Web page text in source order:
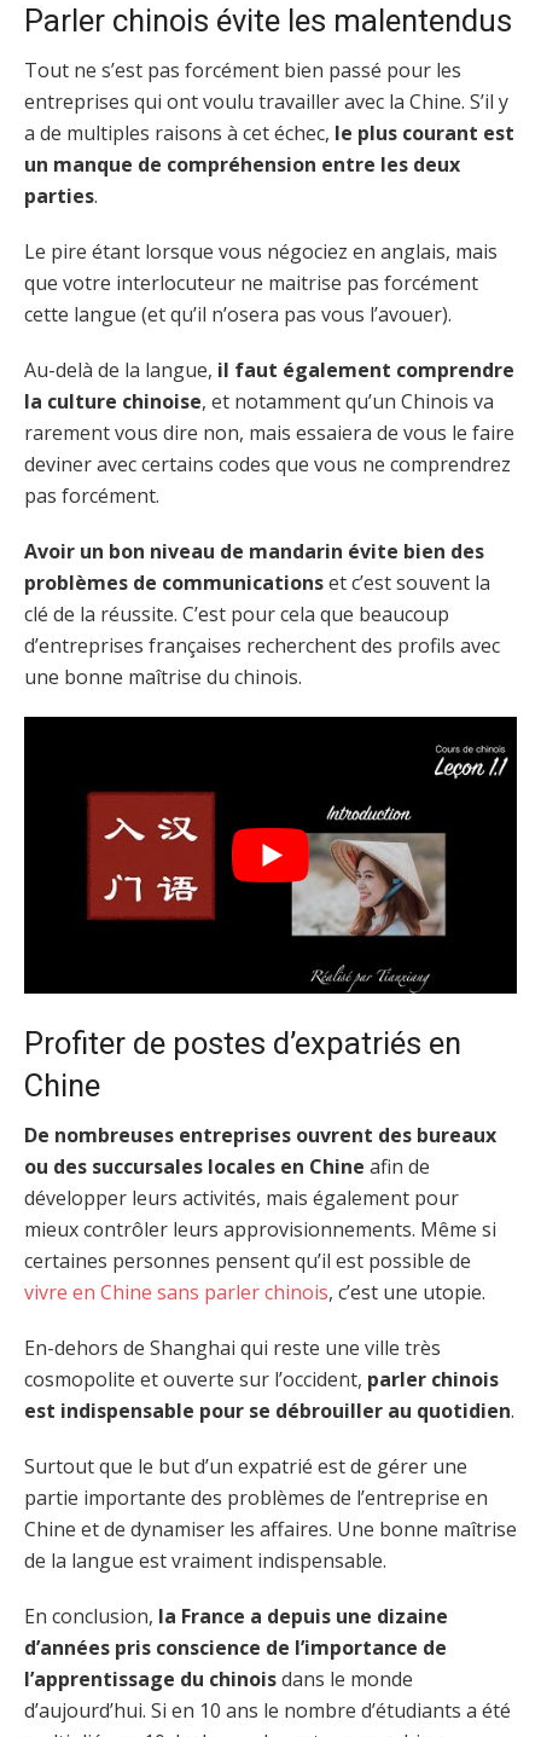
Parler chinois évite les malentendus
Tout ne s’est pas forcément bien passé pour les
entreprises qui ont voulu travailler avec la Chine. S’il y
a de multiples raisons à cet échec, le plus courant est
un manque de compréhension entre les deux
parties.
Le pire étant lorsque vous négociez en anglais, mais
que votre interlocuteur ne maitrise pas forcément
cette langue (et qu’il n’osera pas vous l’avouer).
Au-delà de la langue, il faut également comprendre
la culture chinoise, et notamment qu’un Chinois va
rarement vous dire non, mais essaiera de vous le faire
deviner avec certains codes que vous ne comprendrez
pas forcément.
Avoir un bon niveau de mandarin évite bien des
problèmes de communicationset c’est souvent la
clé de la réussite. C’est pour cela que beaucoup
d’entreprises françaises recherchent des profils avec
une bonne maîtrise du chinois.
Profiter de postes d’expatriés en
Chine
De nombreuses entreprises ouvrent des bureaux
ou des succursales locales en Chine afin de
développer leurs activités, mais également pour
mieux contrôler leurs approvisionnements. Même si
certaines personnes pensent qu’il est possible de
vivre en Chine sans parler chinois, c’est une utopie.
En-dehors de Shanghai qui reste une ville très
cosmopolite et ouverte sur l’occident, parler chinois
est indispensable pour se débrouiller au quotidien.
Surtout que le but d’un expatrié est de gérer une
partie importante des problèmes de l’entreprise en
Chine et de dynamiser les affaires. Une bonne maîtrise
de la langue est vraiment indispensable.
En conclusion, la France a depuis une dizaine
d’années pris conscience de l’importance de
l’apprentissage du chinoisdans le monde
d’aujourd’hui. Si en 10 ans le nombre d’étudiants a été